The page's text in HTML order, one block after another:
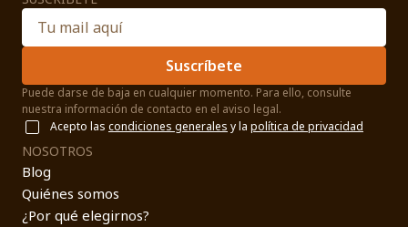
Suscríbete
Puede darse de baja en cualquier momento. Para ello, consulte
nuestra información de contacto en el aviso legal.
Acepto las condiciones generales y la política de privacidad
NOSOTROS
Blog
Quiénes somos
¿Por qué elegirnos?